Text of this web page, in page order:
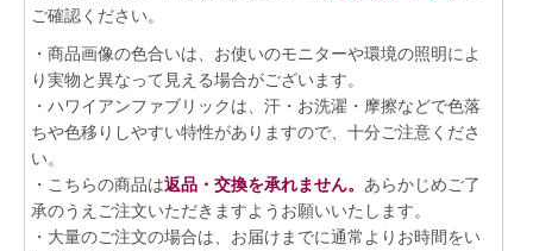
ご確認ください。
・商品画像の色合いは、お使いのモニターや環境の照明によ
り実物と異なって見える場合がございます。
・ハワイアンファブリックは、汗・お洗濯・摩擦などで色落
ちや色移りしやすい特性がありますので、十分ご注意くださ
い。
・こちらの商品は返品・交換を承れません。 あらかじめご了
承のうえご注文いただきますようお願いいたします。
・大量のご注文の場合は、お届けまでに通常よりお時間をい